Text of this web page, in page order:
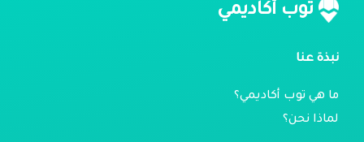
توب أكاديمي
نبذة عنا
ما هي توب أكاديمي؟
لماذا نحن؟